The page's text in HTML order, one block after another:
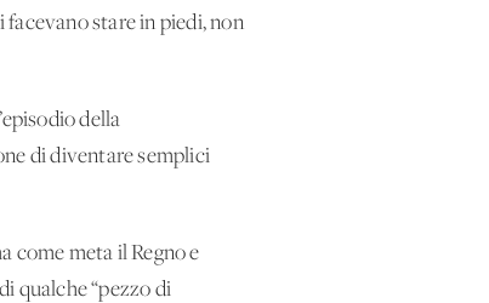
stare in piedi, non
della
di diventare semplici
come meta il Regno e
qualche “pezzo di